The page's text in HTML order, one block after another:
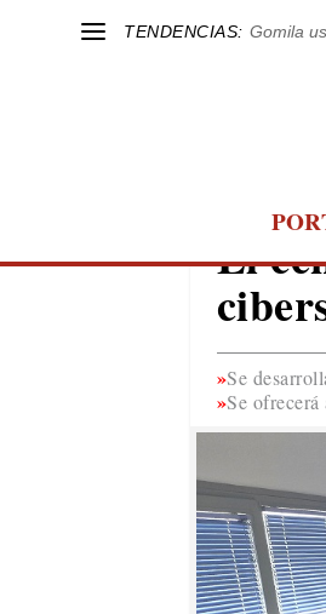
TENDENCIAS: Gomila
El
Se
Se